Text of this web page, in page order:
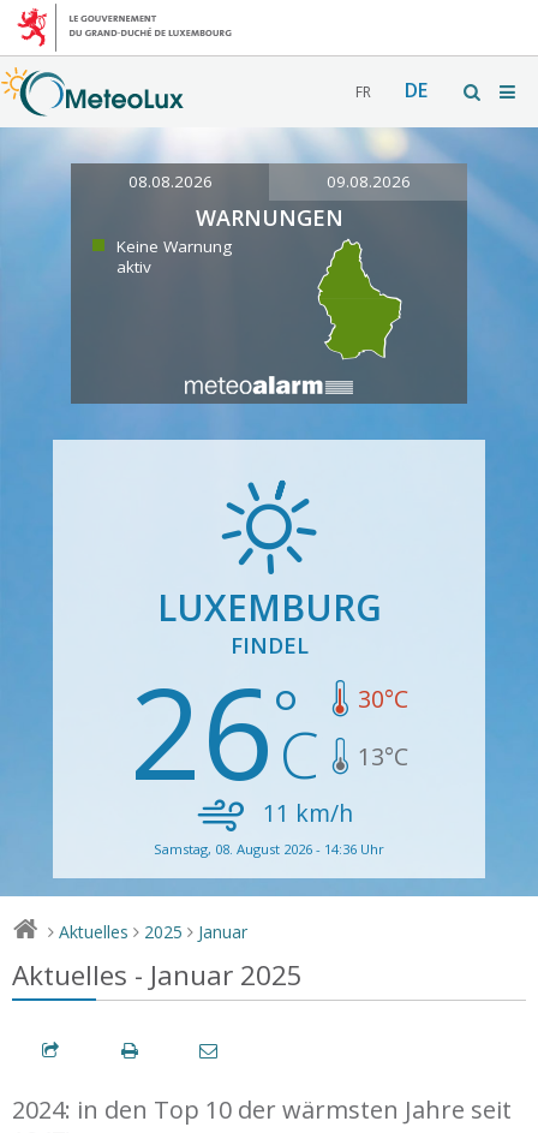
FR DE
08.08.2026 09.08.2026
WARNUNGEN
Keine Warnung
aktiv
LUXEMBURG
FINDEL
26 30°C
13°C
11 km/h
Samstag, 08. August 2026 - 14:36 Uhr
> Aktuelles > 2025 > Januar
Aktuelles - Januar 2025
2024: in den Top 10 der wärmsten Jahre seit